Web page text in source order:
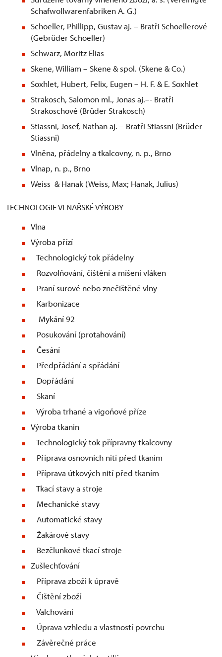
Schafwollwarenfabriken A. G.)
Schoeller, Phillipp, Gustav aj. – Bratři Schoellerové
(Gebrüder Schoeller)
Schwarz, Moritz Elias
Skene, William – Skene & spol. (Skene & Co.)
Soxhlet, Hubert, Felix, Eugen – H. F. & E. Soxhlet
Strakosch, Salomon ml., Jonas aj.–- Bratři
Strakoschové (Brüder Strakosch)
Stiassni, Josef, Nathan aj. – Bratři Stiassni (Brüder
Stiassni)
Vlněna, přádelny a tkalcovny, n. p., Brno
Vlnap, n. p., Brno
Weiss & Hanak (Weiss, Max; Hanak, Julius)
TECHNOLOGIE VLNAŘSKÉ VÝROBY
Vlna
Výroba přízí
Technologický tok přádelny
Rozvolňování, čištění a míšení vláken
Praní surové nebo znečištěné vlny
Karbonizace
Mykání 92
Posukování (protahování)
Česání
Předpřádání a spřádání
Dopřádání
Skaní
Výroba trhané a vigoňové příze
Výroba tkanin
Technologický tok přípravny tkalcovny
Příprava osnovních nití před tkaním
Příprava útkových nití před tkaním
Tkací stavy a stroje
Mechanické stavy
Automatické stavy
Žakárové stavy
Bezčlunkové tkací stroje
Zušlechťování
Příprava zboží k úpravě
Čištění zboží
Valchování
Úprava vzhledu a vlastností povrchu
Závěrečné práce